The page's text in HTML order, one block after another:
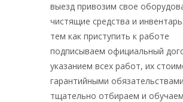
выезд привозим свое
чистящие средства и
тем как приступить к работе
подписываем официальный
указанием всех работ, их
гарантийными
тщательно отбираем и обучаем